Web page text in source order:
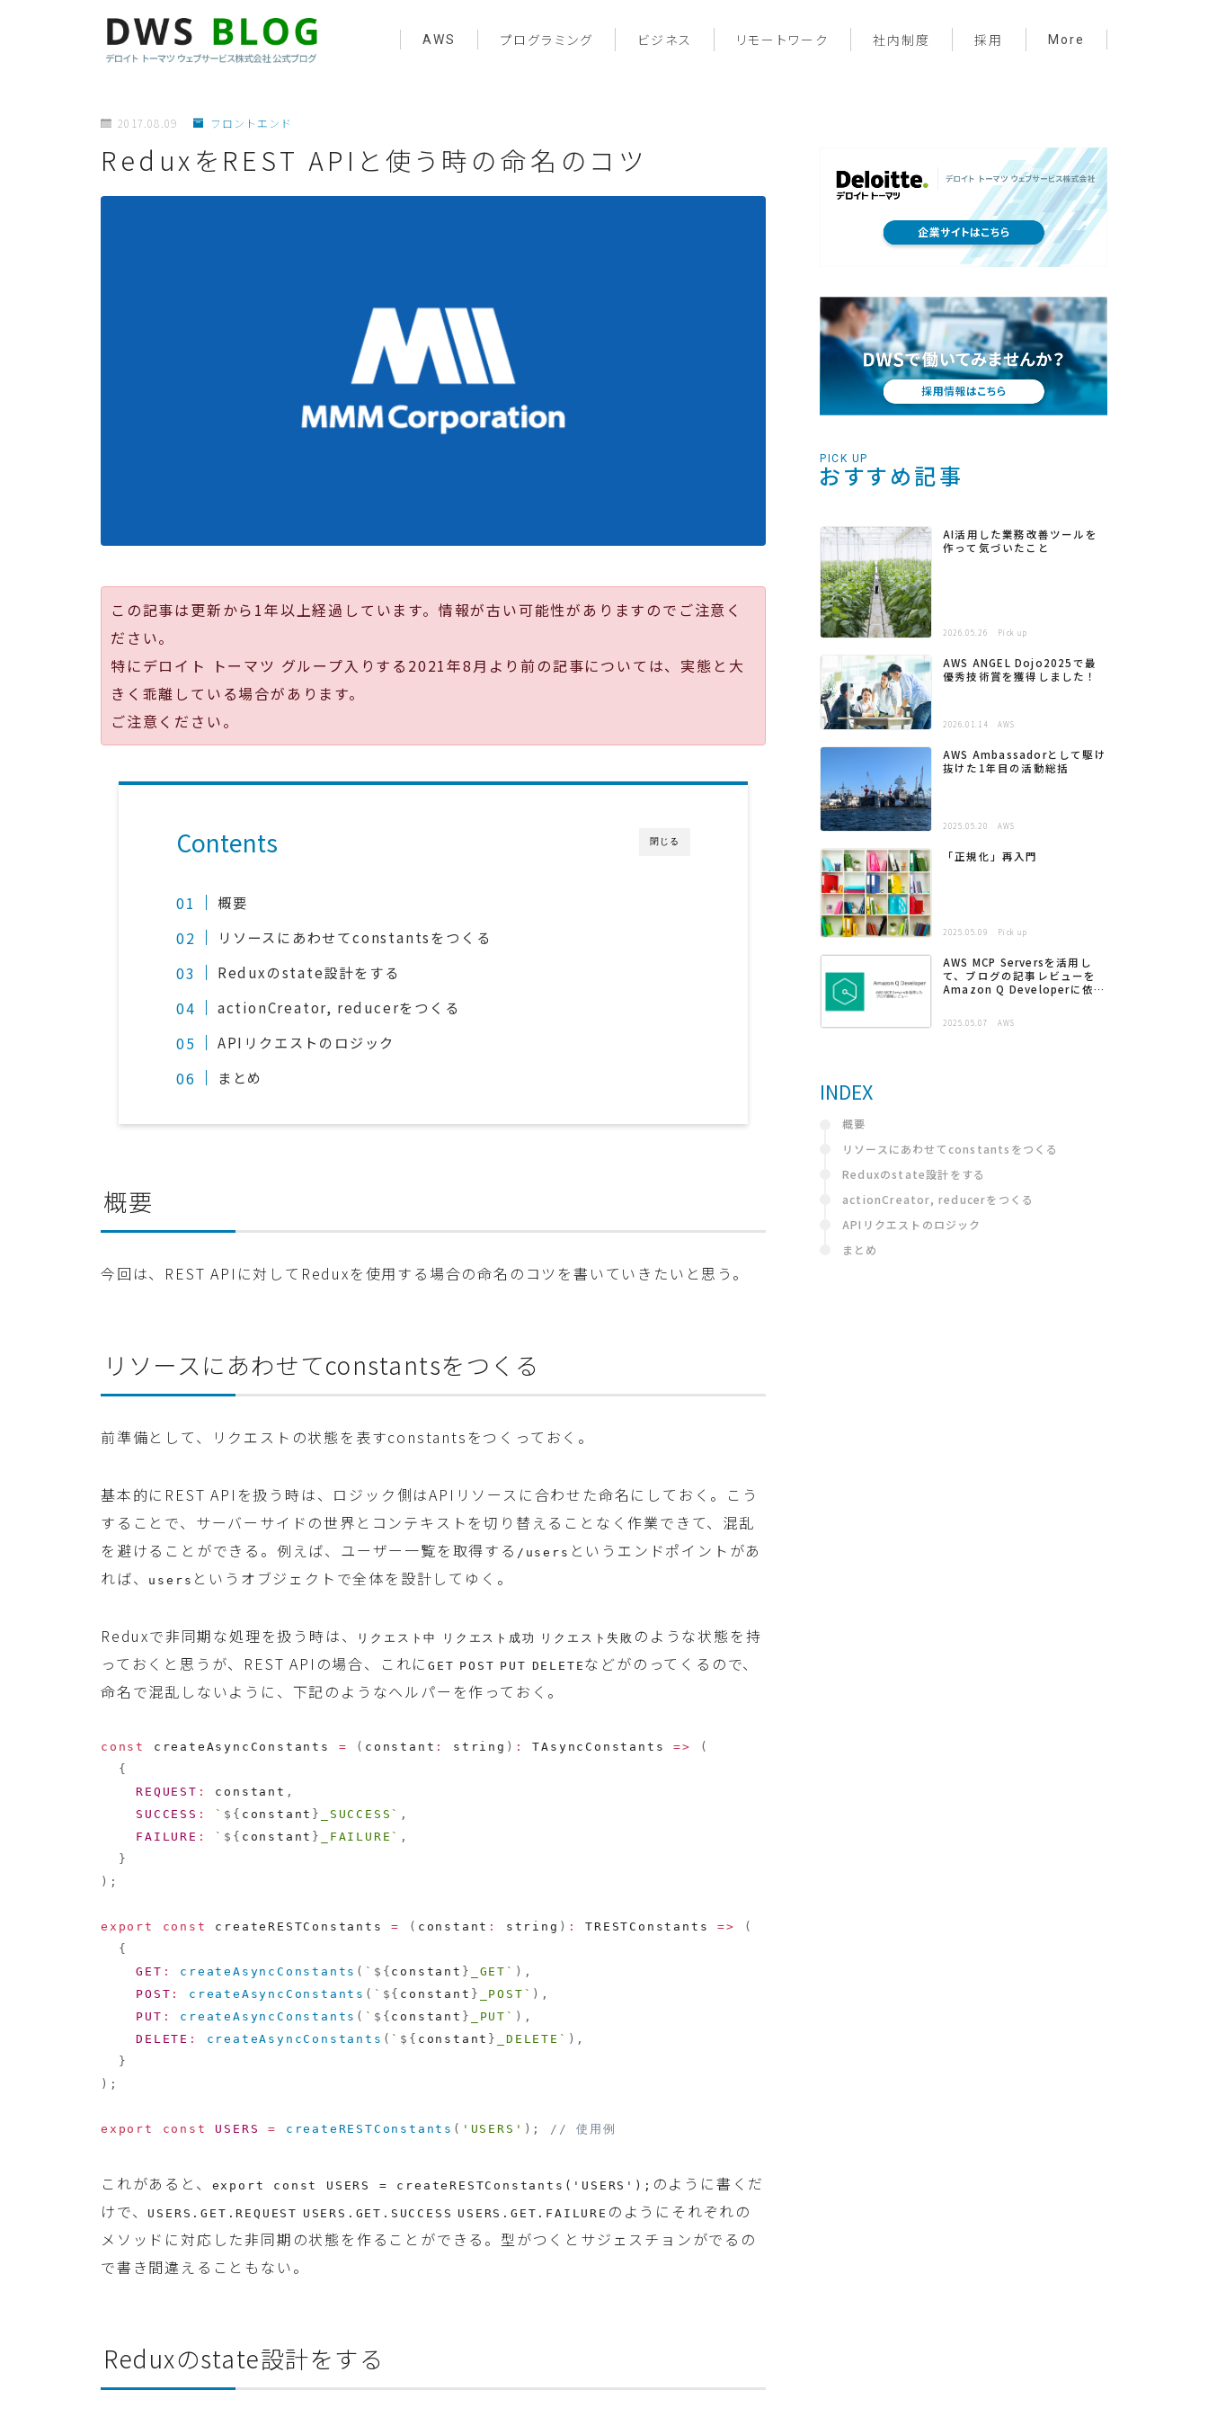
AWS プログラミング ビジネス リモートワーク 社内制度 採用 More
サーバーレス
プライベート
メンバー紹介
2017.08.09 フロントエンド
ReduxをREST APIと使う時の命名のコツ
この記事は更新から1年以上経過しています。情報が古い可能性がありますのでご注意く
ださい。
特にデロイト トーマツ グループ入りする2021年8月より前の記事については、実態と大
きく乖離している場合があります。
ご注意ください。
閉じる
Contents
概要
リソースにあわせてconstantsをつくる
Reduxのstate設計をする
actionCreator, reducerをつくる
APIリクエストのロジック
まとめ
概要
今回は、REST APIに対してReduxを使用する場合の命名のコツを書いていきたいと思う。
リソースにあわせてconstantsをつくる
前準備として、リクエストの状態を表すconstantsをつくっておく。
基本的にREST APIを扱う時は、ロジック側はAPIリソースに合わせた命名にしておく。こう
することで、サーバーサイドの世界とコンテキストを切り替えることなく作業できて、混乱
を避けることができる。例えば、ユーザー一覧を取得する /users というエンドポイントがあ
れば、
users というオブジェクトで全体を設計してゆく。
Reduxで非同期な処理を扱う時は、 リクエスト中 リクエスト成功 リクエスト失敗 のような状態を持
っておくと思うが、REST APIの場合、これにGET POST PUT DELETE などがのってくるので、
命名で混乱しないように、下記のようなヘルパーを作っておく。
const createAsyncConstants = ( constant : string ) : TAsyncConstants =>
(
{
REQUEST : constant ,
SUCCESS : ` ${ constant } _SUCCESS ` ,
FAILURE : ` ${ constant } _FAILURE ` ,
}
) ;
export const createRESTConstants = ( constant : string ) : TRESTConstants =>
(
{
GET : createAsyncConstants ( ` ${ constant } _GET ` ) ,
POST : createAsyncConstants ( ` ${ constant } _POST ` ) ,
PUT : createAsyncConstants ( ` ${ constant } _PUT ` ) ,
DELETE : createAsyncConstants ( ` ${ constant } _DELETE ` ) ,
}
) ;
export const USERS = createRESTConstants ( 'USERS' ) ; // 使用例
これがあると、 export const USERS = createRESTConstants('USERS'); のように書くだ
けで、
USERS.GET.REQUEST USERS.GET.SUCCESS USERS.GET.FAILURE のようにそれぞれの
メソッドに対応した非同期の状態を作ることができる。型がつくとサジェスチョンがでるの
で書き間違えることもない。
Reduxのstate設計をする
PICK UP
おすすめ記事
AI活用した業務改善ツールを
作って気づいたこと
2026.05.26 Pick up
AWS ANGEL Dojo2025で最
優秀技術賞を獲得しました！
2026.01.14 AWS
AWS Ambassadorとして駆け
抜けた1年目の活動総括
2025.05.20 AWS
「正規化」再入門
2025.05.09 Pick up
AWS MCP Serversを活用し
て、ブログの記事レビューを
Amazon Q Developerに依頼
2025.05.07 AWS
INDEX
概要
リソースにあわせてconstantsをつくる
Reduxのstate設計をする
actionCreator, reducerをつくる
APIリクエストのロジック
まとめ